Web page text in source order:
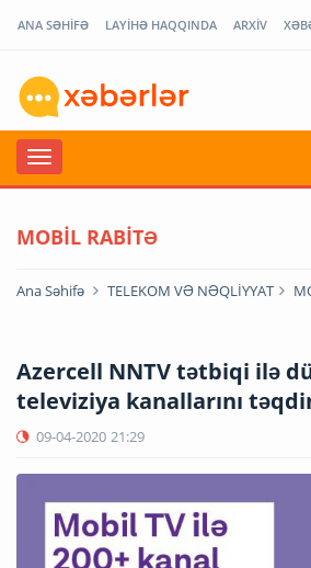
ANA SƏHİFƏ LAYİHƏ HAQQINDA ARXİV
MOBİL RABİTƏ
Ana Səhifə TELEKOM VƏ NƏQLİYYAT
Azercell NNTV tətbiqi ilə
televiziya kanallarını
09-04-2020 21:29